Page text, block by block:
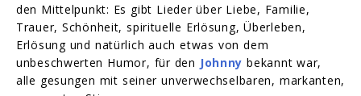
den Mittelpunkt: Es gibt Lieder über Liebe, Familie,
Trauer, Schönheit, spirituelle Erlösung, Überleben,
Erlösung und natürlich auch etwas von dem
unbeschwerten Humor, für den Johnny bekannt war,
alle gesungen mit seiner unverwechselbaren, markanten,